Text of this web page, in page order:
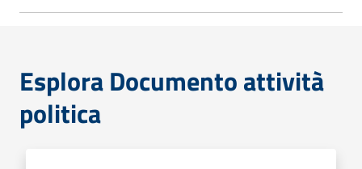
Esplora Documento attività
politica